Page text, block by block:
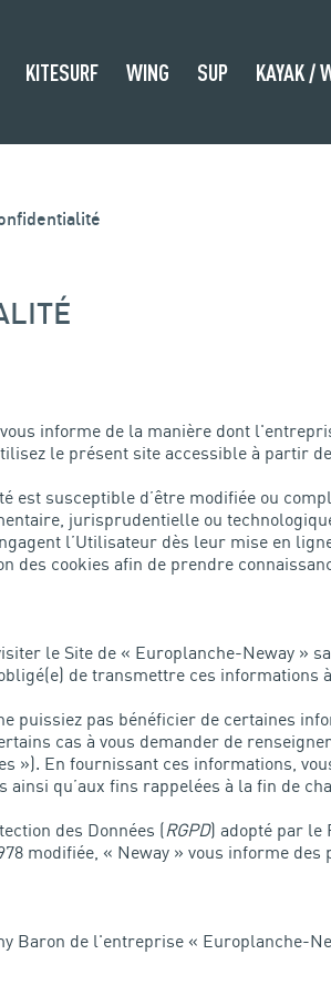
KITESURF WING SUP KAYAK /
informe de la manière dont
le présent site accessible à partir
est susceptible d’être modifiée ou
jurisprudentielle ou
l’Utilisateur dès leur mise en
des cookies afin de prendre
le Site de « Europlanche-Neway »
de transmettre ces informations
puissiez pas bénéficier de certaines
cas à vous demander de
»). En fournissant ces informations,
qu’aux fins rappelées à la fin de
des Données (RGPD) adopté par le
modifiée, « Neway » vous informe des
Baron de l'entreprise « Europlanche-